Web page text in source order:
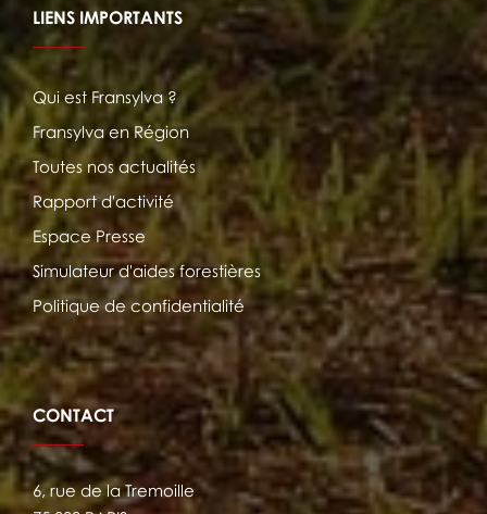
LIENS IMPORTANTS
Qui est Fransylva ?
Fransylva en Région
Toutes nos actualités
Rapport d'activité
Espace Presse
Simulateur d'aides forestières
Politique de confidentialité
CONTACT
6, rue de la Tremoille